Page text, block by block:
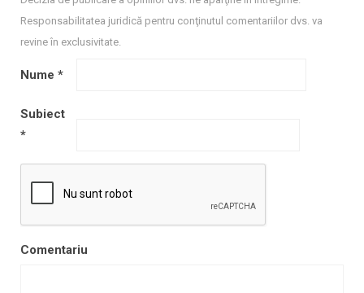
Responsabilitatea juridică pentru conţinutul comentariilor dvs. va
revine în exclusivitate.
Nume *
Subiect
*
Comentariu